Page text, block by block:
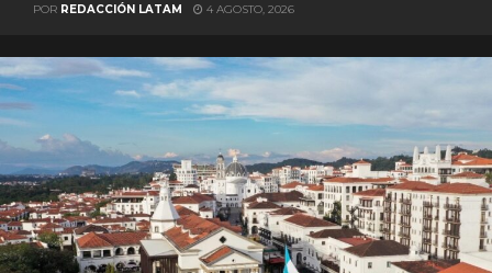
POR REDACCIÓN LATAM 4 AGOSTO, 2026